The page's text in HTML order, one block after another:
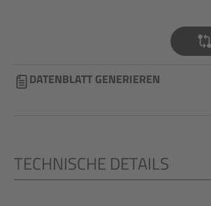
DATENBLATT GENERIEREN
TECHNISCHE DETAILS